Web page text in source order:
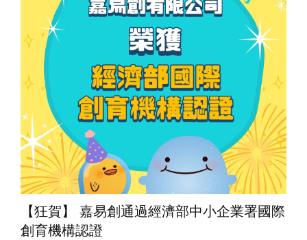
【狂賀】 嘉易創通過經濟部中小企業署國際
創育機構認證